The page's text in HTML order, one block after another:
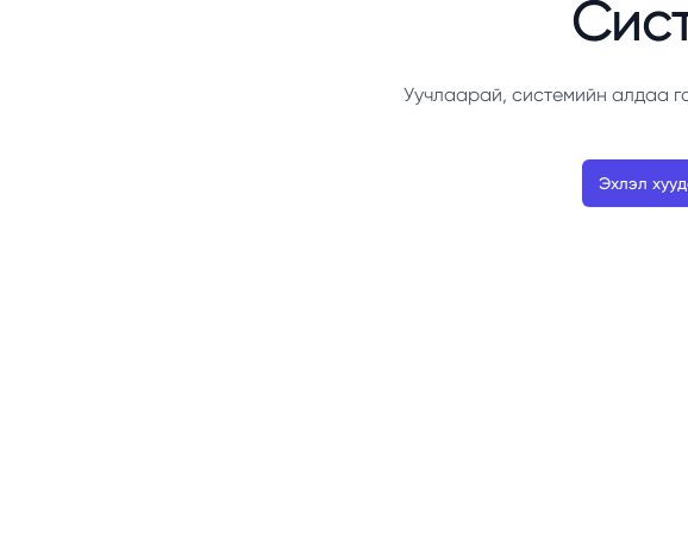
Уучлаарай, системийн алдаа
Эхлэл